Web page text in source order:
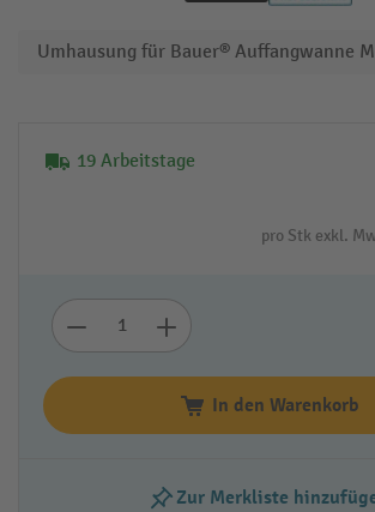
19 Arbeitstage
pro Stk exkl.
In den Warenkorb
Zur Merkliste